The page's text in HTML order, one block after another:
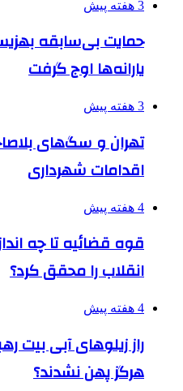
3 هفته پیش
حمایت بی‌سابقه
یارانه‌ها اوج گرفت
3 هفته پیش
تهران و سگ‌های
اقدامات شهرداری
4 هفته پیش
قوه قضائیه تا چه
انقلاب را محقق کرد؟
4 هفته پیش
راز زیلوهای آبی بیت
هرگز پهن نشدند؟